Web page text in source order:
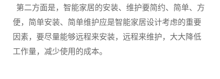
第二方面是，智能家居的安装、维护要简约、简单、方
便，简单安装、简单维护应是智能家居设计考虑的重要
因素，要尽量能够远程来安装，远程来维护，大大降低
工作量，减少使用的成本。